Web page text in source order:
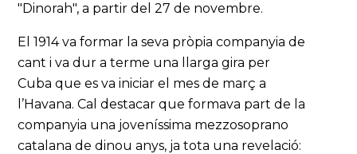
"Dinorah", a partir del 27 de novembre.
El 1914 va formar la seva pròpia companyia de
cant i va dur a terme una llarga gira per
Cuba que es va iniciar el mes de març a
l’Havana. Cal destacar que formava part de la
companyia una joveníssima mezzosoprano
catalana de dinou anys, ja tota una revelació: